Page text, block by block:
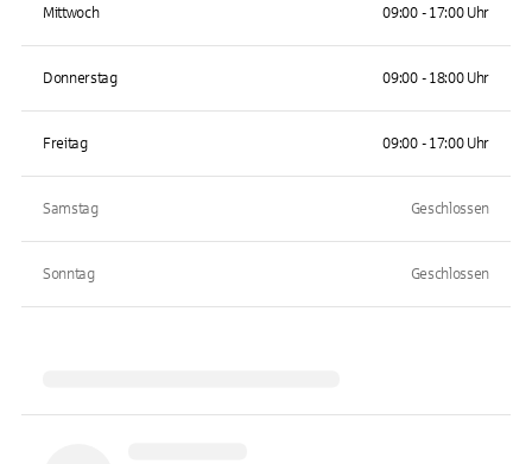
Mittwoch 09:00 - 17:00 Uhr
Donnerstag 09:00 - 18:00 Uhr
Freitag 09:00 - 17:00 Uhr
Samstag Geschlossen
Sonntag Geschlossen